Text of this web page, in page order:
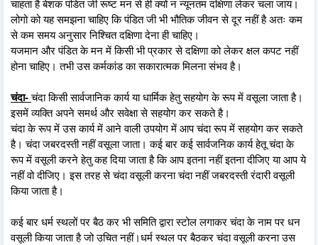
चाहता है बेशक पंडित जी रूष्ट मन से ही क्यों न न्यूनतम दक्षिणा लेकर चला जाय।
लोगो को यह समझना चाहिए कि पंडित जी भी भौतिक जीवन से दूर नहीं है अतः कम
से कम समय अनुसार निश्चित दक्षिणा देना ही चाहिए।
यजमान और पंडित के मन में किसी भी प्रकार से दक्षिणा को लेकर क्षल कपट नहीं
होना चाहिए। तभी उस कर्मकांड का सकारात्मक मिलना संभव है।
चंदा-चंदा किसी सार्वजानिक कार्य या धार्मिक हेतु सहयोग के रूप में वसूला जाता है।
इसमें व्यक्ति अपने समर्थ और सवेक्षा से सहयोग कर सकते है।
चंदा के रूप में उस कार्य में आने वाली उपयोग में आप चंदा रूप में सहयोग कर सकते
है। चंदा जबरदस्ती नहीं वसूला जाता। कई बार कई सार्वजनिक कार्य हेतू चंदा के
रूप में वसूली करने हेतु कह दिया जाता है कि आप इतना नहीं इतना दीजिए या आप ये
नहीं वो दीजिए। इस तरह से चंदा वसूली करना चंदा नहीं जबरदस्ती रंदारी वसूली
किया जाता है।
कई बार धर्म स्थलों पर बैठ कर भी समिति द्वारा स्टोल लगाकर चंदा के नाम पर धन
वसूली किया जाता है जो उचित नहीं।धर्म स्थल पर बैठकर चंदा वसूली करना उस